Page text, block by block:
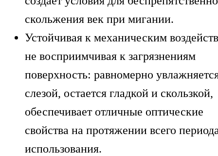
скольжения век при мигании.
Устойчивая к механическим
не восприимчивая к загрязнениям
поверхность: равномерно
слезой, остается гладкой и скользкой,
обеспечивает отличные оптические
свойства на протяжении всего
использования.